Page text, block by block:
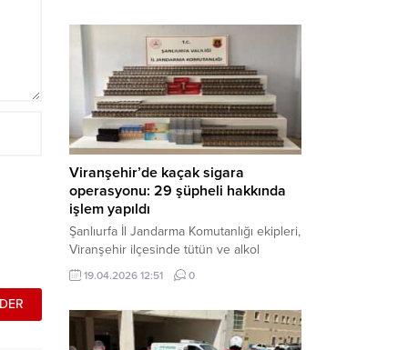
şüpheli hakkında adli işlem başlatıldı.
Haber Merkezi – Şanlıurfa Valiliği İl Basın
ve Halkla İlişkiler Müdürlüğü’nden yapılan
açıklamaya göre, İl Jandarma Komutanlığı
tarafından “Narkotik Suçlarla...
Viranşehir’de kaçak sigara
operasyonu: 29 şüpheli hakkında
işlem yapıldı
Şanlıurfa İl Jandarma Komutanlığı ekipleri,
Viranşehir ilçesinde tütün ve alkol
kaçakçılığına yönelik yürüttüğü kapsamlı
çalışmalar neticesinde binlerce paket
Operasyon kapsamında çok sayıda şahıs
hakkında adli süreç başlatıldı. Haber
19.04.2026 12:51 0